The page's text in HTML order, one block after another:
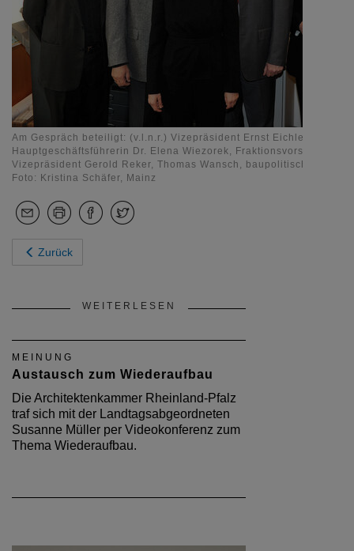
Am Gespräch beteiligt: (v.l.n.r.) Vizepräsident Ernst Eichler,
Hauptgeschäftsführerin Dr. Elena Wiezorek, Fraktionsvorsitzender
Vizepräsident Gerold Reker, Thomas Wansch, baupolitischer
Foto: Kristina Schäfer, Mainz
Zurück
WEITERLESEN
MEINUNG
Austausch zum Wiederaufbau
Die Architektenkammer Rheinland-Pfalz
traf sich mit der Landtagsabgeordneten
Susanne Müller per Videokonferenz zum
Thema Wiederaufbau.